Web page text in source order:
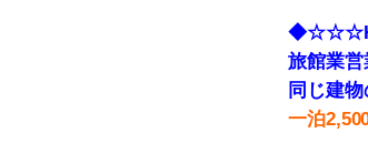
旅館業営
同じ建
一泊